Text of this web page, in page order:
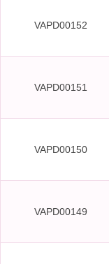
VAPD00152
VAPD00151
VAPD00150
VAPD00149